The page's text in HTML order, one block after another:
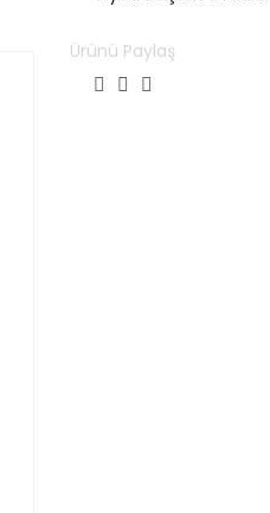
Ürünü Paylaş